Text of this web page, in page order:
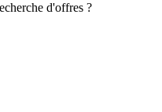
d'offres ?